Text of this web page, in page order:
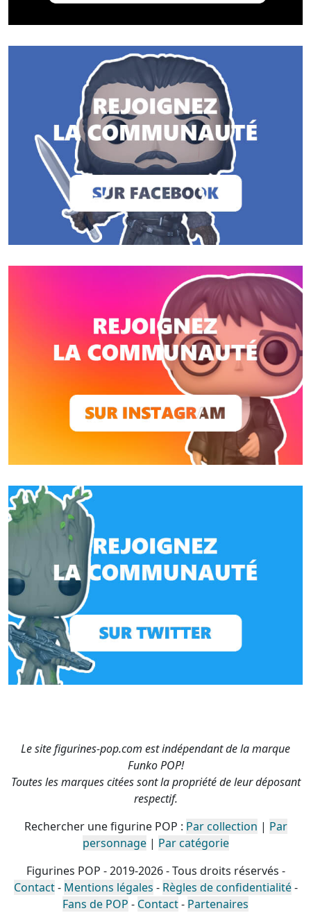
Le site figurines-pop.com est indépendant de la marque
Funko POP!
Toutes les marques citées sont la propriété de leur déposant
respectif.
Rechercher une figurine POP : Par collection | Par
personnage| Par catégorie
Figurines POP - 2019-2026 - Tous droits réservés -
Contact- Mentions légales - Règles de confidentialité-
Fans de POP - Contact- Partenaires